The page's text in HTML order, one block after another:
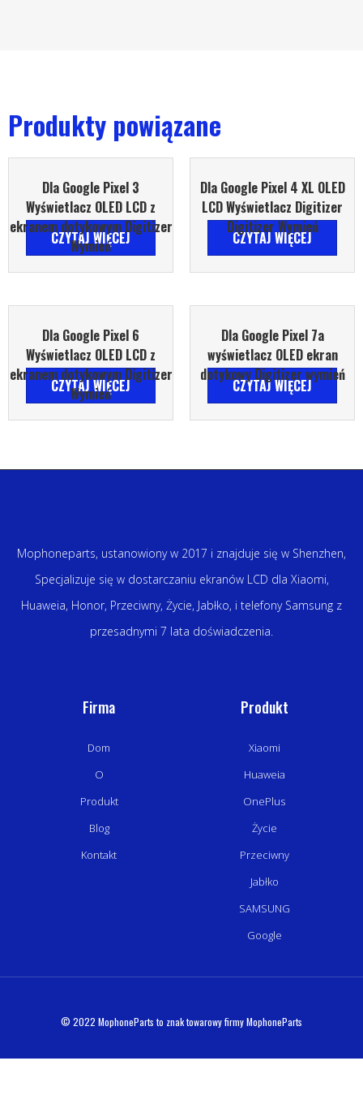
Produkty powiązane
Dla Google Pixel 3
Wyświetlacz OLED LCD z
ekranem dotykowym Digitizer
Wymień
CZYTAJ WIĘCEJ
Dla Google Pixel 4 XL OLED
LCD Wyświetlacz Digitizer
Digitizer Wymień
CZYTAJ WIĘCEJ
Dla Google Pixel 6
Wyświetlacz OLED LCD z
ekranem dotykowym Digitizer
Wymień
CZYTAJ WIĘCEJ
Dla Google Pixel 7a
wyświetlacz OLED ekran
dotykowy Digitizer wymień
CZYTAJ WIĘCEJ
Mophoneparts, ustanowiony w 2017 i znajduje się w Shenzhen,
Specjalizuje się w dostarczaniu ekranów LCD dla Xiaomi,
Huaweia, Honor, Przeciwny, Życie, Jabłko, i telefony Samsung z
przesadnymi 7 lata doświadczenia.
Firma
Dom
O
Produkt
Blog
Kontakt
Produkt
Xiaomi
Huaweia
OnePlus
Życie
Przeciwny
Jabłko
SAMSUNG
Google
© 2022 MophoneParts to znak towarowy firmy MophoneParts